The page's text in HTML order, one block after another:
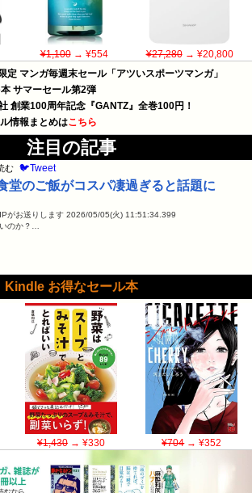
¥1,100→ ¥554 ¥27,280→ ¥20,800
定 マンガ毎週末セール「アツいスポーツマンガ」
サマーセール第2弾
創業100周年記念『GANTZ』全巻100円！
情報まとめはこちら
注目の記事
む 🐦Tweet
堂のご飯がコスパ凄過ぎると話題に
がお送りします 2026/05/05(火) 11:51:34.399
のか？…
Kindle お得なセール本
¥1,430→ ¥330 ¥704→ ¥352